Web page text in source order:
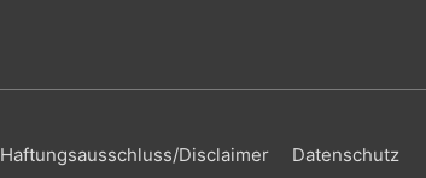
Haftungsausschluss/Disclaimer Datenschutz